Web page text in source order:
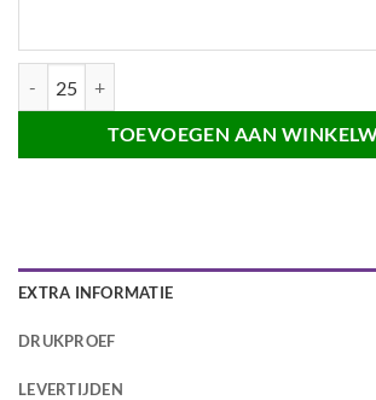
TOEVOEGEN AAN
EXTRA INFORMATIE
DRUKPROEF
LEVERTIJDEN